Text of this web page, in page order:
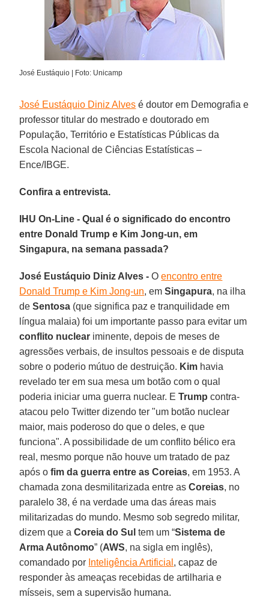
José Eustáquio | Foto: Unicamp
José Eustáquio Diniz Alves é doutor em Demografia e
professor titular do mestrado e doutorado em
População, Território e Estatísticas Públicas da
Escola Nacional de Ciências Estatísticas –
Ence/IBGE.
Confira a entrevista.
IHU On-Line - Qual é o significado do encontro
entre Donald Trump e Kim Jong-un, em
Singapura, na semana passada?
José Eustáquio Diniz Alves - Oencontro entre
Donald Trump e Kim Jong-un, emSingapura, na ilha
deSentosa (que significa paz e tranquilidade em
língua malaia) foi um importante passo para evitar um
conflito nuclear iminente, depois de meses de
agressões verbais, de insultos pessoais e de disputa
sobre o poderio mútuo de destruição. Kim havia
revelado ter em sua mesa um botão com o qual
poderia iniciar uma guerra nuclear. ETrump contra-
atacou pelo Twitter dizendo ter "um botão nuclear
maior, mais poderoso do que o deles, e que
funciona". A possibilidade de um conflito bélico era
real, mesmo porque não houve um tratado de paz
após ofim da guerra entre as Coreias, em 1953. A
chamada zona desmilitarizada entre asCoreias, no
paralelo 38, é na verdade uma das áreas mais
militarizadas do mundo. Mesmo sob segredo militar,
dizem que aCoreia do Sul tem um “Sistema de
Arma Autônomo” (AWS, na sigla em inglês),
comandado por Inteligência Artificial , capaz de
responder às ameaças recebidas de artilharia e
mísseis, sem a supervisão humana.